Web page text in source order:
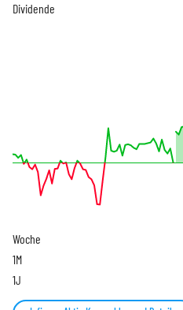
Dividende
Woche
1M
1J